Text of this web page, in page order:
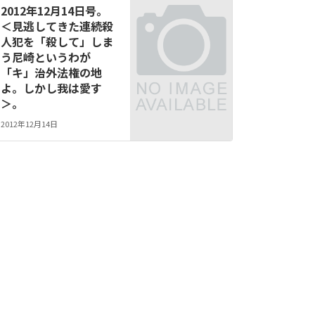
2012年12月14日号。
＜見逃してきた連続殺
人犯を「殺して」しま
う尼崎というわが
「キ」治外法権の地
よ。しかし我は愛す
＞。
2012年12月14日